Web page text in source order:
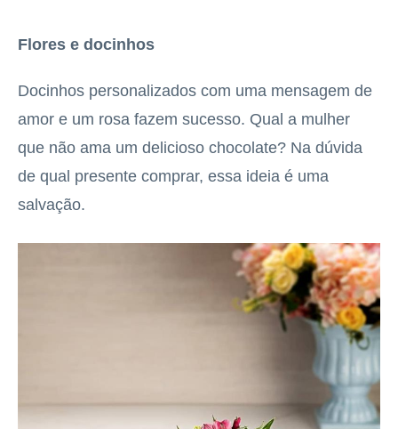
Flores e docinhos
Docinhos personalizados com uma mensagem de
amor e um rosa fazem sucesso. Qual a mulher
que não ama um delicioso chocolate? Na dúvida
de qual presente comprar, essa ideia é uma
salvação.